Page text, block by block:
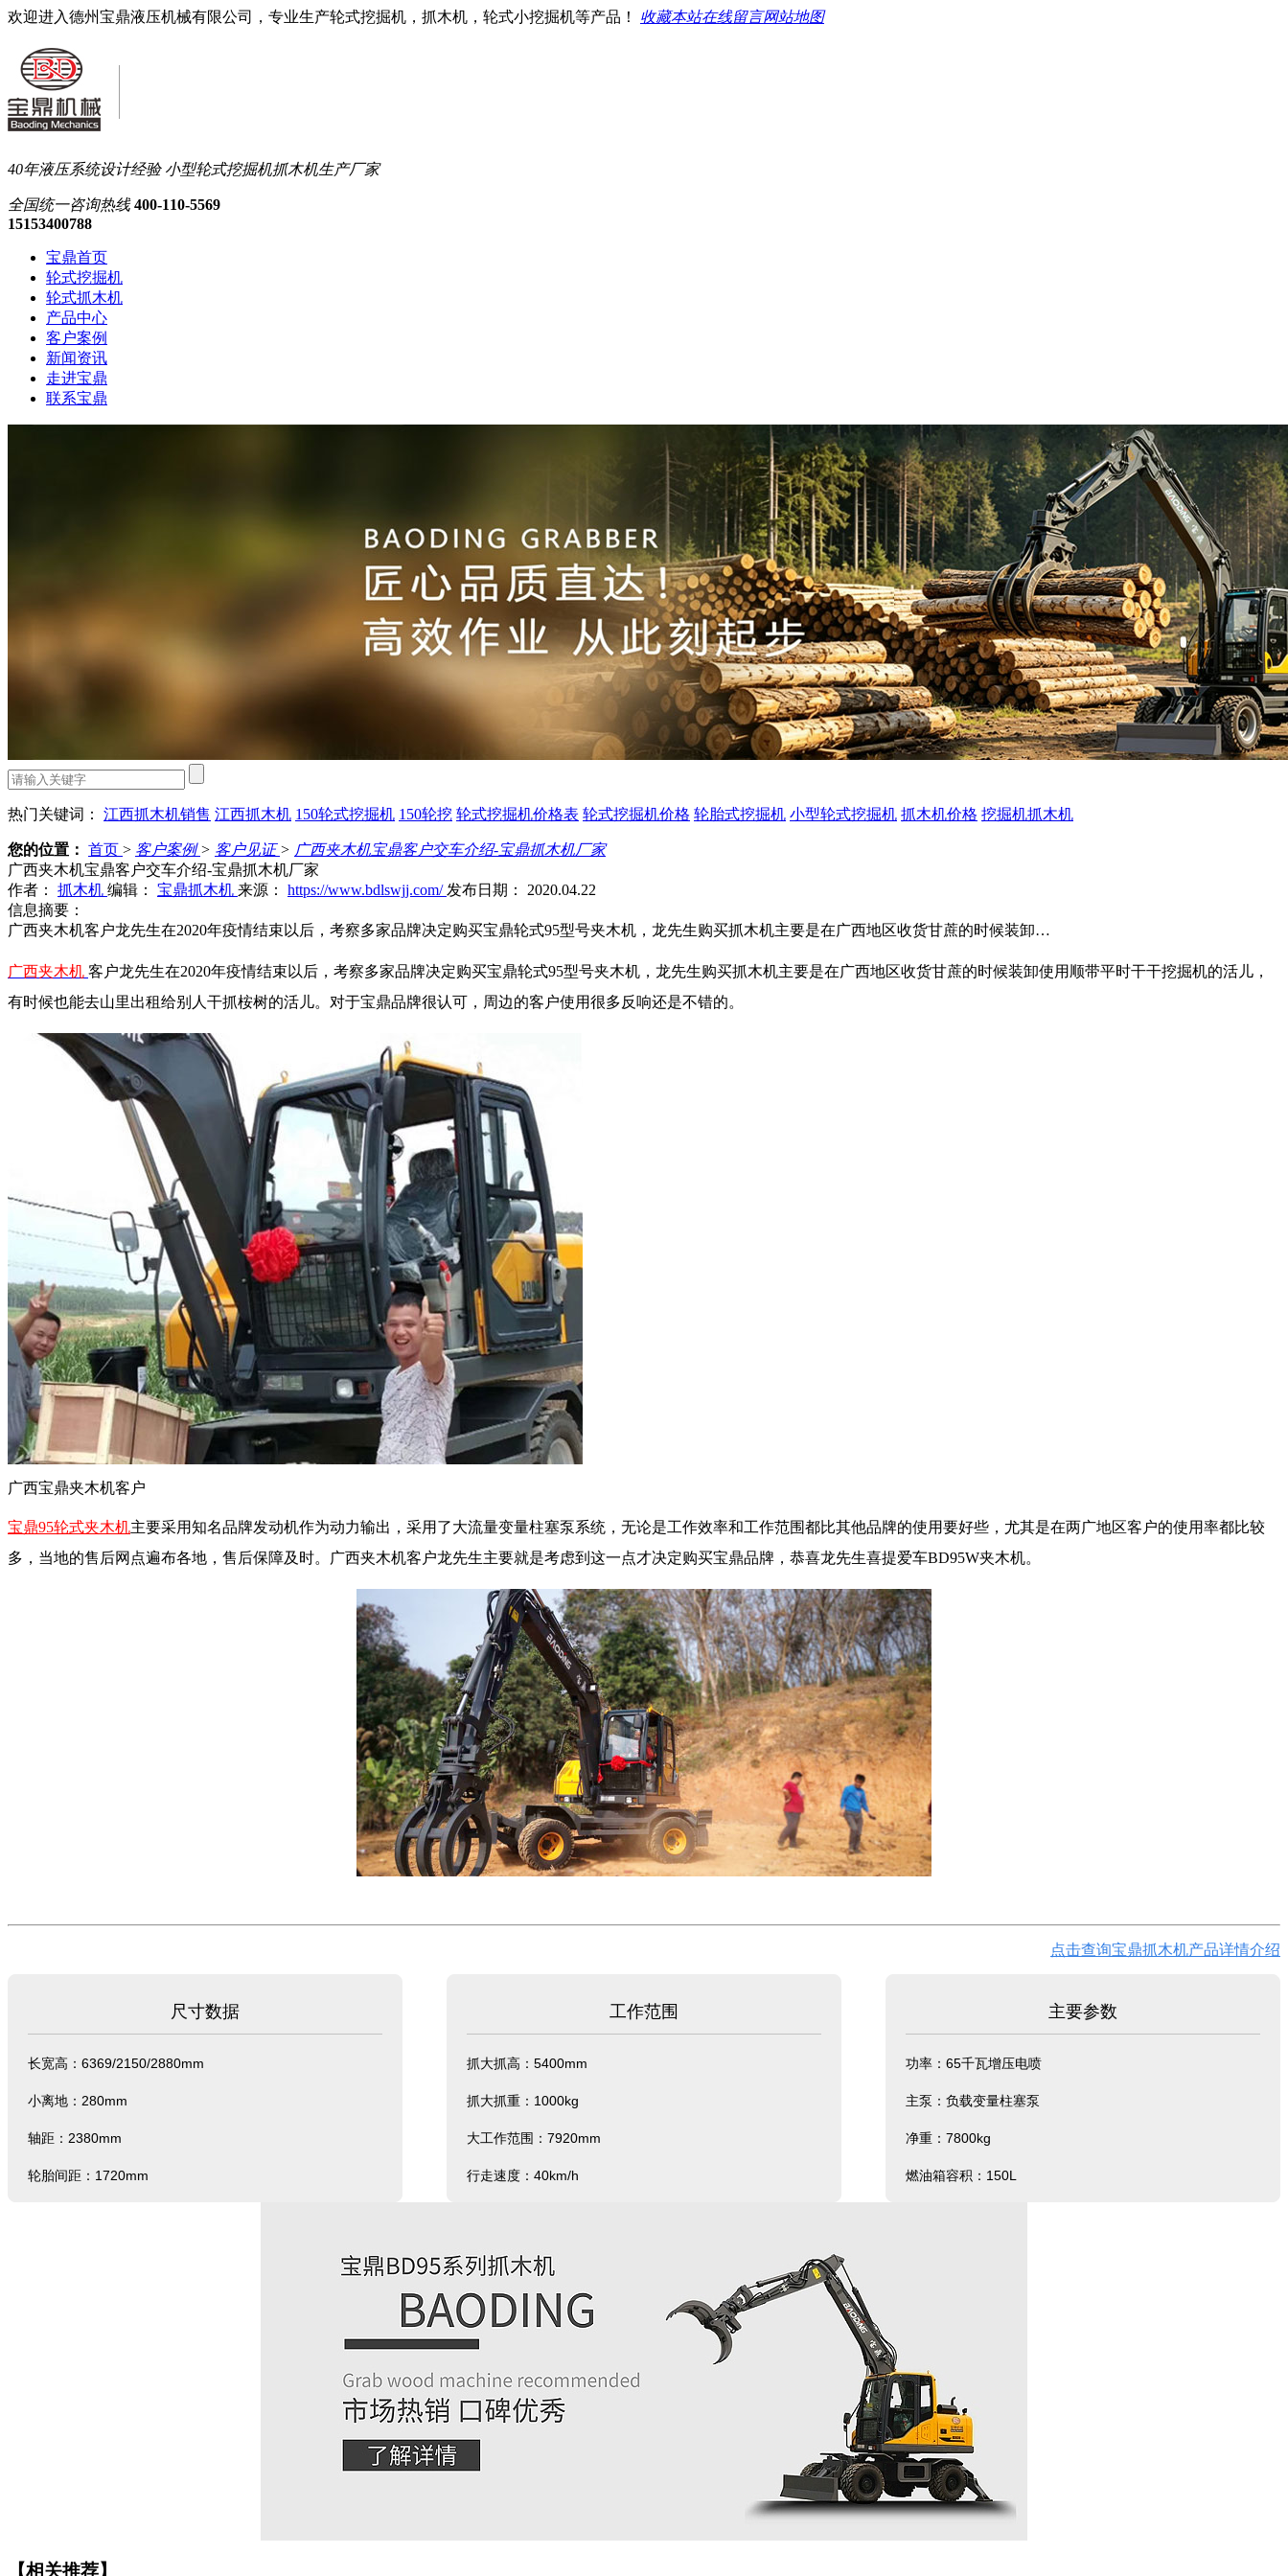
欢迎进入德州宝鼎液压机械有限公司，专业生产轮式挖掘机，抓木机，轮式小挖掘机等产品！ 收藏本站在线留言网站地图
40年液压系统设计经验 小型轮式挖掘机抓木机生产厂家
全国统一咨询热线 400-110-5569
15153400788
宝鼎首页
轮式挖掘机
轮式抓木机
产品中心
客户案例
新闻资讯
走进宝鼎
联系宝鼎
热门关键词： 江西抓木机销售 江西抓木机 150轮式挖掘机 150轮挖 轮式挖掘机价格表 轮式挖掘机价格 轮胎式挖掘机 小型轮式挖掘机 抓木机价格 挖掘机抓木机
您的位置： 首页 > 客户案例> 客户见证> 广西夹木机宝鼎客户交车介绍-宝鼎抓木机厂家
广西夹木机宝鼎客户交车介绍-宝鼎抓木机厂家
作者： 抓木机 编辑： 宝鼎抓木机 来源： https://www.bdlswjj.com/ 发布日期： 2020.04.22
信息摘要：
广西夹木机客户龙先生在2020年疫情结束以后，考察多家品牌决定购买宝鼎轮式95型号夹木机，龙先生购买抓木机主要是在广西地区收货甘蔗的时候装卸…
广西夹木机 客户龙先生在2020年疫情结束以后，考察多家品牌决定购买宝鼎轮式95型号夹木机，龙先生购买抓木机主要是在广西地区收货甘蔗的时候装卸使用顺带平时干干挖掘机的活儿，
有时候也能去山里出租给别人干抓桉树的活儿。对于宝鼎品牌很认可，周边的客户使用很多反响还是不错的。
广西宝鼎夹木机客户
宝鼎95轮式夹木机主要采用知名品牌发动机作为动力输出，采用了大流量变量柱塞泵系统，无论是工作效率和工作范围都比其他品牌的使用要好些，尤其是在两广地区客户的使用率都比较
多，当地的售后网点遍布各地，售后保障及时。广西夹木机客户龙先生主要就是考虑到这一点才决定购买宝鼎品牌，恭喜龙先生喜提爱车BD95W夹木机。
点击查询宝鼎抓木机产品详情介绍
尺寸数据
长宽高： 6369/2150/2880mm
小离地：280mm
轴距：2380mm
轮胎间距：1720mm
工作范围
抓大抓高：5400mm
抓大抓重：1000kg
大工作范围：7920mm
行走速度：40km/h
主要参数
功率：65千瓦增压电喷
主泵：负载变量柱塞泵
净重：7800kg
燃油箱容积：150L
【相关推荐】